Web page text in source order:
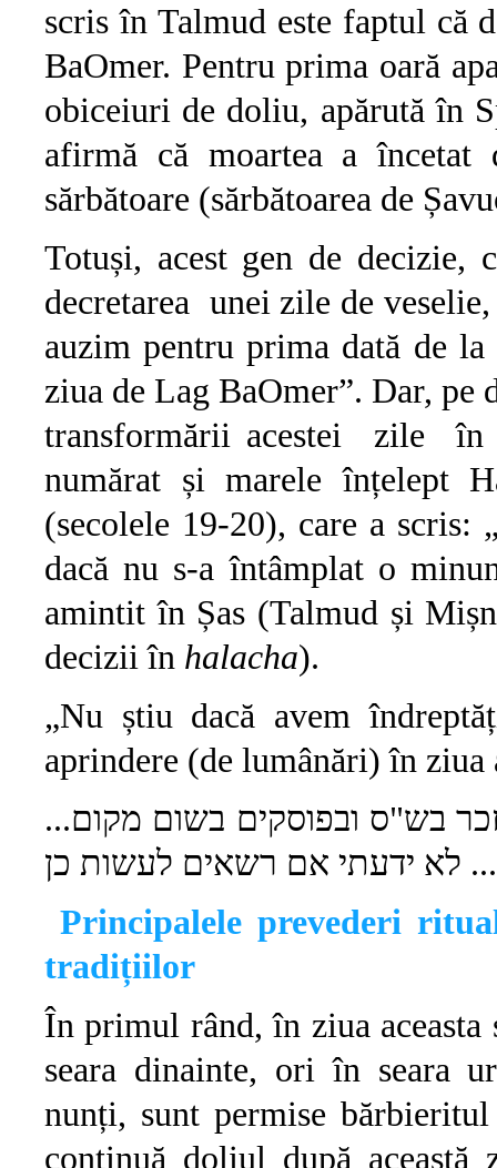
scris în Talmud este faptul că
BaOmer. Pentru prima oară
obiceiuri de doliu, apărută în
afirmă că moartea a
sărbătoare (sărbătoarea de
Totuși, acest gen de
decretarea unei zile de
auzim pentru prima dată de
ziua de Lag BaOmer”. Dar,
transformării acestei zile în
numărat și marele înțelept
(secolele 19-20), care a scris:
dacă nu s-a întâmplat o
amintit în Șas (Talmud și
decizii în halacha).
„Nu știu dacă avem
aprindere (de lumânări) în ziua
בש"ס ובפוסקים בשום מקום...
לא ידעתי אם רשאים לעשות כן
Principalele prevederi
tradițiilor
În primul rând, în ziua
seara dinainte, ori în seara
nunți, sunt permise
continuă doliul după